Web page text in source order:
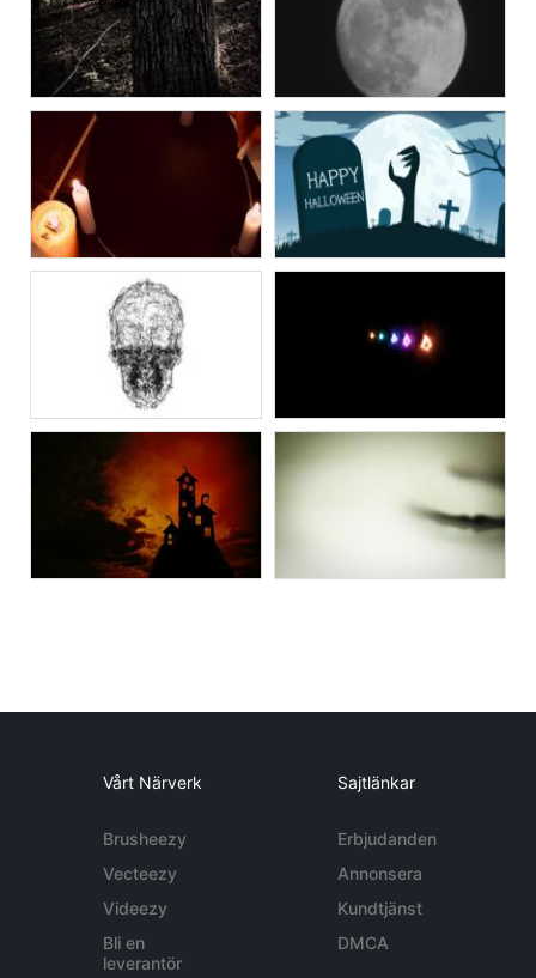
Vårt Närverk
Brusheezy
Vecteezy
Videezy
Bli en
leverantör
Sajtlänkar
Erbjudanden
Annonsera
Kundtjänst
DMCA